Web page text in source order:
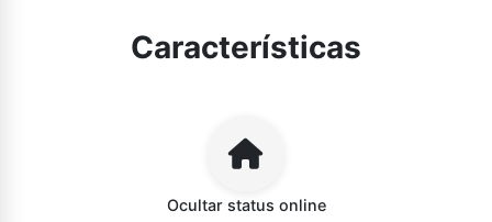
Características
Ocultar status online